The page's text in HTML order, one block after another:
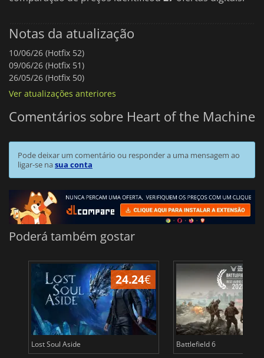
Notas da atualização
10/06/26 (Hotfix 52)
09/06/26 (Hotfix 51)
26/05/26 (Hotfix 50)
Ver atualizações anteriores
Comentários sobre Heart of the Machine
Pode deixar um comentário ou responder a uma mensagem ao
ligar-se nasua conta
Poderá também gostar
24.24€
Lost Soul Aside Battlefield 6